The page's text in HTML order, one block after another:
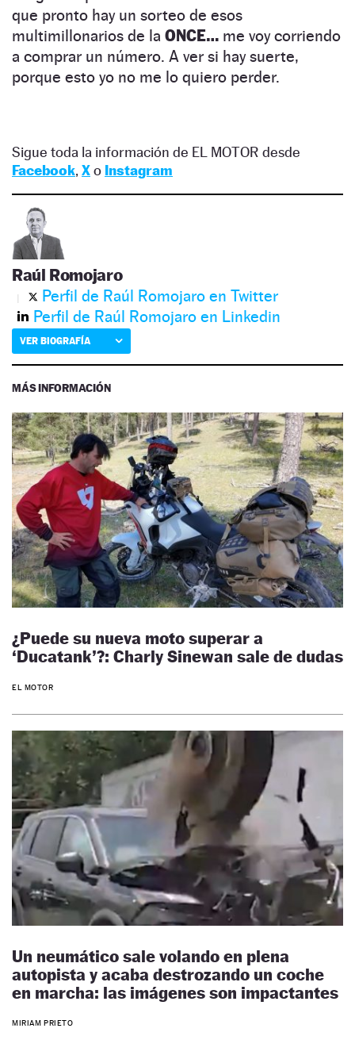
que pronto hay un sorteo de esos
multimillonarios de la ONCE… me voy corriendo
a comprar un número. A ver si hay suerte,
porque esto yo no me lo quiero perder.
Sigue toda la información de EL MOTOR desde
Facebook, Xo Instagram
Raúl Romojaro
Perfil de Raúl Romojaro en Twitter
Perfil de Raúl Romojaro en Linkedin
VER BIOGRAFÍA
MÁS INFORMACIÓN
¿Puede su nueva moto superar a
‘Ducatank’?: Charly Sinewan sale de dudas
EL MOTOR
Un neumático sale volando en plena
autopista y acaba destrozando un coche
en marcha: las imágenes son impactantes
MIRIAM PRIETO